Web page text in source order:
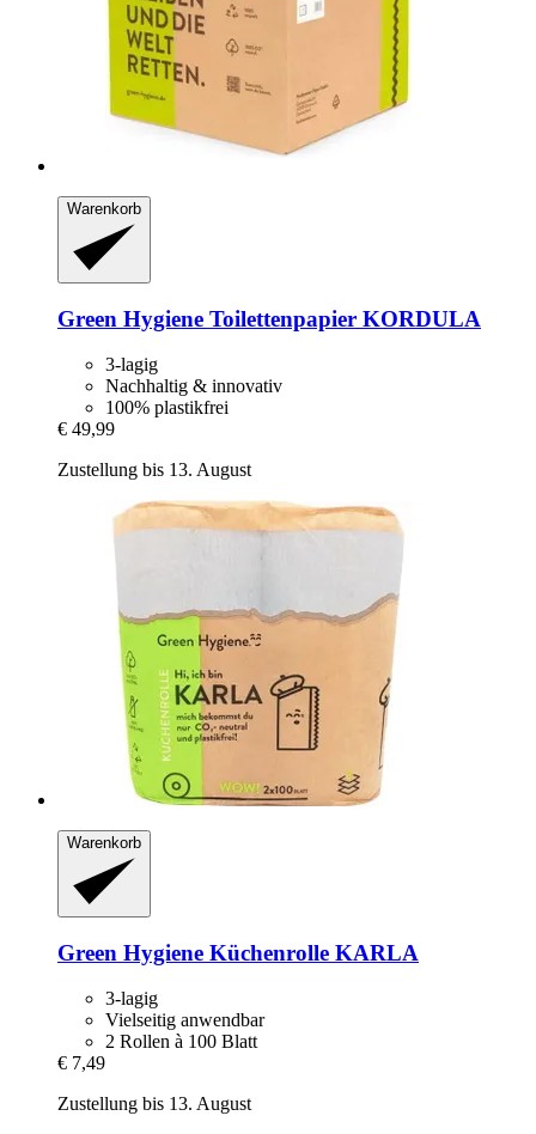
Warenkorb
Green Hygiene Toilettenpapier KORDULA
3-lagig
Nachhaltig & innovativ
100% plastikfrei
€ 49,99
Zustellung bis 13. August
Warenkorb
Green Hygiene Küchenrolle KARLA
3-lagig
Vielseitig anwendbar
2 Rollen à 100 Blatt
€ 7,49
Zustellung bis 13. August